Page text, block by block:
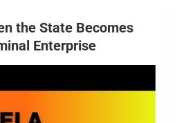
the State Becomes
Enterprise